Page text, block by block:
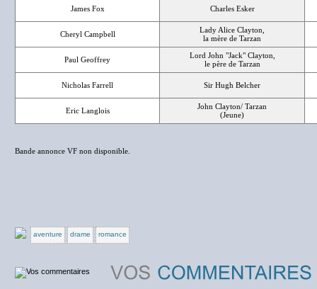
James Fox Charles Esker
Cheryl Campbell
Lady Alice Clayton,
la mère de Tarzan
Paul Geoffrey
Lord John "Jack" Clayton,
le père de Tarzan
Nicholas Farrell Sir Hugh Belcher
Eric Langlois
John Clayton/ Tarzan
(Jeune)
Bande annonce VF non disponible.
aventure drame romance